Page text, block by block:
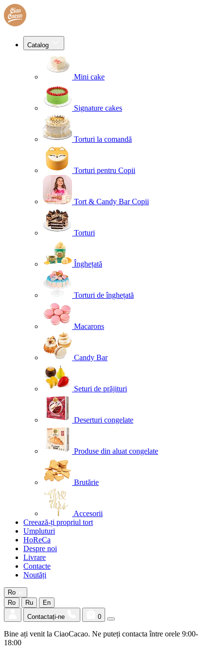
Catalog
Mini cake
Signature cakes
Torturi la comandă
Torturi pentru Copii
Tort & Candy Bar Copii
Torturi
Înghețată
Torturi de înghețată
Macarons
Candy Bar
Seturi de prăjituri
Deserturi congelate
Produse din aluat congelate
Brutărie
Accesorii
Creează-ți propriul tort
Umpluturi
HoReCa
Despre noi
Livrare
Contacte
Noutăți
Ro
Ro
Ru
En
Contactați-ne
0
Bine ați venit la CiaoCacao. Ne puteți contacta între orele 9:00-
18:00